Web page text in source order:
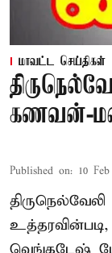
மாவட்ட செய்திகள்
கணவன்-
Published on: 10